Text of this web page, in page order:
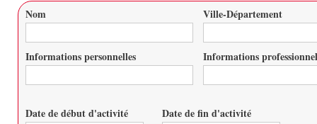
Vous êtes ici
Nom Ville-Département
Informations personnelles Informations
Date de début d'activité Date de fin d'activité